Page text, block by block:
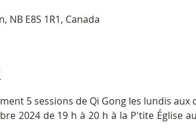
NB E8S 1R1, Canada
5 sessions de Qi Gong les lundis aux
2024 de 19 h à 20 h à la P'tite Église